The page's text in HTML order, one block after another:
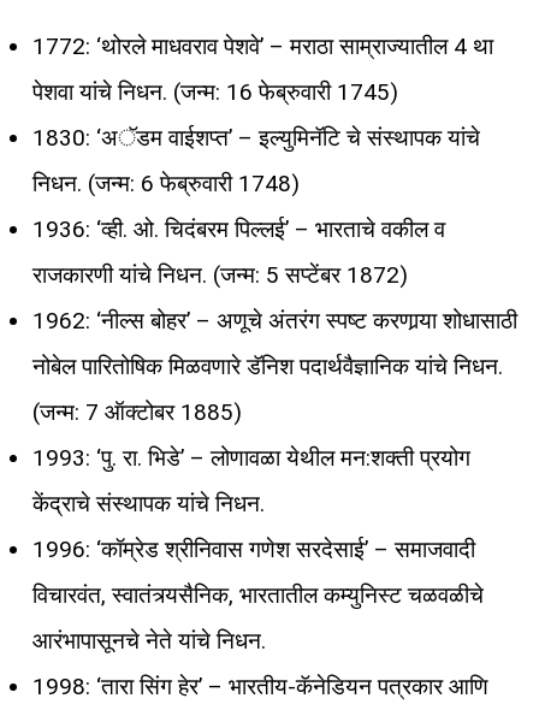
1772: ‘थोरले माधवराव पेशवे’ – मराठा साम्राज्यातील 4 था
पेशवा यांचे निधन. (जन्म: 16 फेब्रुवारी 1745)
1830: ‘अॅडम वाईशप्त’ – इल्युमिनॅटि चे संस्थापक यांचे
निधन. (जन्म: 6 फेब्रुवारी 1748)
1936: ‘व्ही. ओ. चिदंबरम पिल्लई’ – भारताचे वकील व
राजकारणी यांचे निधन. (जन्म: 5 सप्टेंबर 1872)
1962: ‘नील्स बोहर’ – अणूचे अंतरंग स्पष्ट करणार्‍या शोधासाठी
नोबेल पारितोषिक मिळवणारे डॅनिश पदार्थवैज्ञानिक यांचे निधन.
(जन्म: 7 ऑक्टोबर 1885)
1993: ‘पु. रा. भिडे’ – लोणावळा येथील मन:शक्ती प्रयोग
केंद्राचे संस्थापक यांचे निधन.
1996: ‘कॉम्रेड श्रीनिवास गणेश सरदेसाई’ – समाजवादी
विचारवंत, स्वातंत्र्यसैनिक, भारतातील कम्युनिस्ट चळवळीचे
आरंभापासूनचे नेते यांचे निधन.
1998: ‘तारा सिंग हेर’ – भारतीय-कॅनेडियन पत्रकार आणि